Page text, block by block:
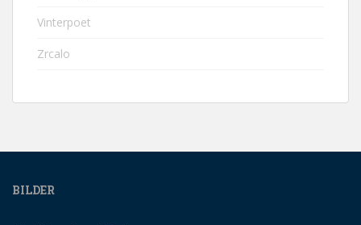
Vinterpoet
Zrcalo
BILDER